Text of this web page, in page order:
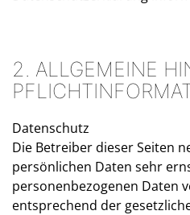
2. ALLGEMEINE
Datenschutz
Die Betreiber dieser Seiten
persönlichen Daten sehr
personenbezogenen Daten
entsprechend der